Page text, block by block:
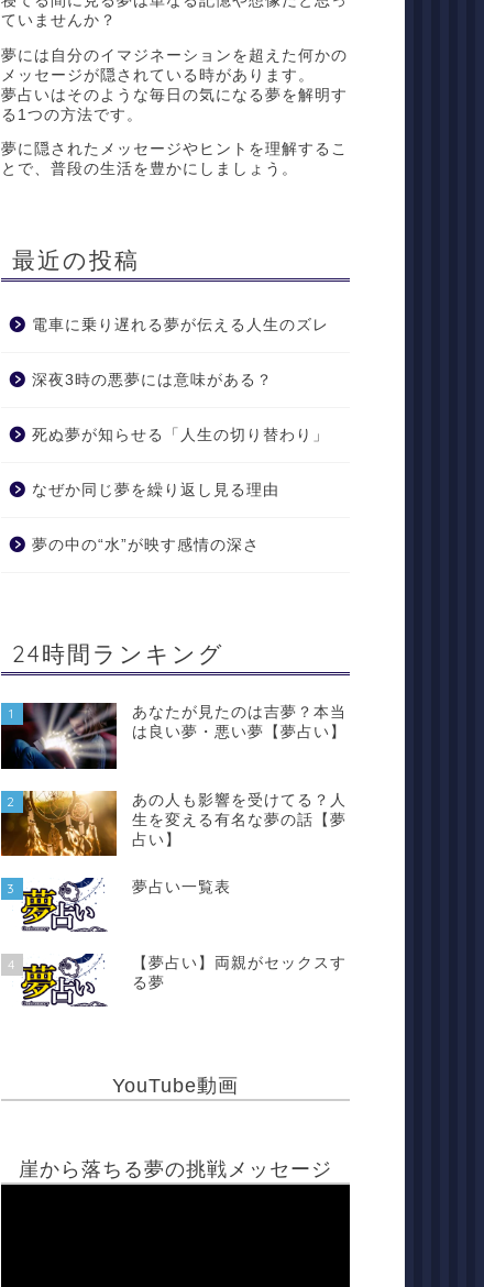
ていませんか？
夢には自分のイマジネーションを超えた何かの
メッセージが隠されている時があります。
夢占いはそのような毎日の気になる夢を解明す
る1つの方法です。
夢に隠されたメッセージやヒントを理解するこ
とで、普段の生活を豊かにしましょう。
最近の投稿
電車に乗り遅れる夢が伝える人生のズレ
深夜3時の悪夢には意味がある？
死ぬ夢が知らせる「人生の切り替わり」
なぜか同じ夢を繰り返し見る理由
夢の中の“水”が映す感情の深さ
24時間ランキング
1
あなたが見たのは吉夢？本当
は良い夢・悪い夢【夢占い】
2
あの人も影響を受けてる？人
生を変える有名な夢の話【夢
占い】
3 夢占い一覧表
4
【夢占い】両親がセックスす
る夢
YouTube動画
崖から落ちる夢の挑戦メッセージ